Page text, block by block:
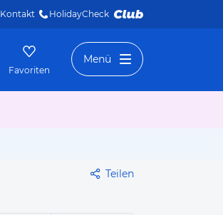
Kontakt HolidayCheck
Favoriten
Menü
Teilen